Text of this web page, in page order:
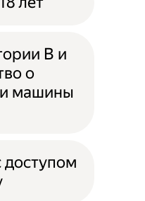
B и
о
машины